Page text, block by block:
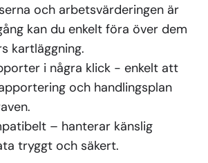
och arbetsvärderingen är
kan du enkelt föra över dem
kartläggning.
i några klick - enkelt att
och handlingsplan
– hanterar känslig
tryggt och säkert.